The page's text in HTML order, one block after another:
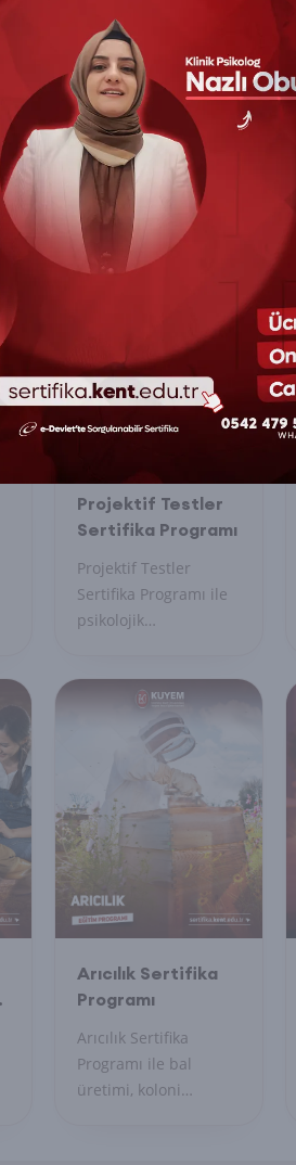
eğitimler
Projektif Testler
Sertifika Programı
Projektif Testler
Sertifika Programı ile
psikolojik
öğrenin, uygulayın ve
profesyonel sertifika
ile uzmanlığınızı
belgelendirin.
Arıcılık Sertifika
Programı
Arıcılık Sertifika
Programı ile bal
üretimi, koloni